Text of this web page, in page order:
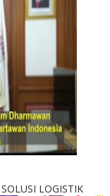
LOGISTIK